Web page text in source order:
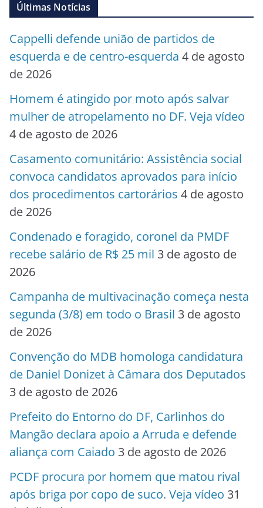
Últimas Notícias
Cappelli defende união de partidos de
esquerda e de centro-esquerda 4 de agosto
de 2026
Homem é atingido por moto após salvar
mulher de atropelamento no DF. Veja vídeo
4 de agosto de 2026
Casamento comunitário: Assistência social
convoca candidatos aprovados para início
dos procedimentos cartorários 4 de agosto
de 2026
Condenado e foragido, coronel da PMDF
recebe salário de R$ 25 mil 3 de agosto de
2026
Campanha de multivacinação começa nesta
segunda (3/8) em todo o Brasil 3 de agosto
de 2026
Convenção do MDB homologa candidatura
de Daniel Donizet à Câmara dos Deputados
3 de agosto de 2026
Prefeito do Entorno do DF, Carlinhos do
Mangão declara apoio a Arruda e defende
aliança com Caiado 3 de agosto de 2026
PCDF procura por homem que matou rival
após briga por copo de suco. Veja vídeo 31